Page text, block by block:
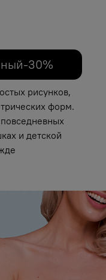
30%
рисунков,
форм.
и детской